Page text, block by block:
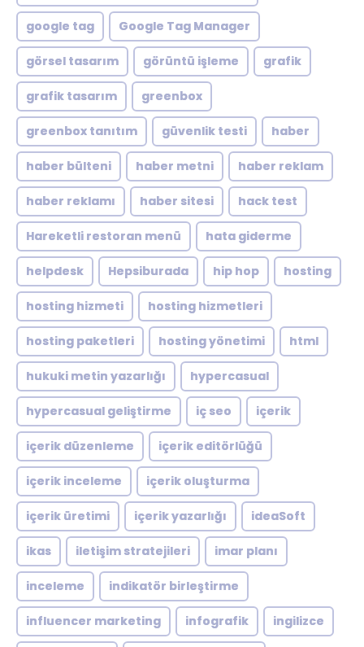
google tag Google Tag Manager
görsel tasarım görüntü işleme grafik
grafik tasarım greenbox
greenbox tanıtım güvenlik testi haber
haber bülteni haber metni haber reklam
haber reklamı haber sitesi hack test
Hareketli restoran menü hata giderme
helpdesk Hepsiburada hip hop hosting
hosting hizmeti hosting hizmetleri
hosting paketleri hosting yönetimi html
hukuki metin yazarlığı hypercasual
hypercasual geliştirme iç seo içerik
içerik düzenleme içerik editörlüğü
içerik inceleme içerik oluşturma
içerik üretimi içerik yazarlığı ideaSoft
ikas iletişim stratejileri imar planı
inceleme indikatör birleştirme
influencer marketing infografik ingilizce